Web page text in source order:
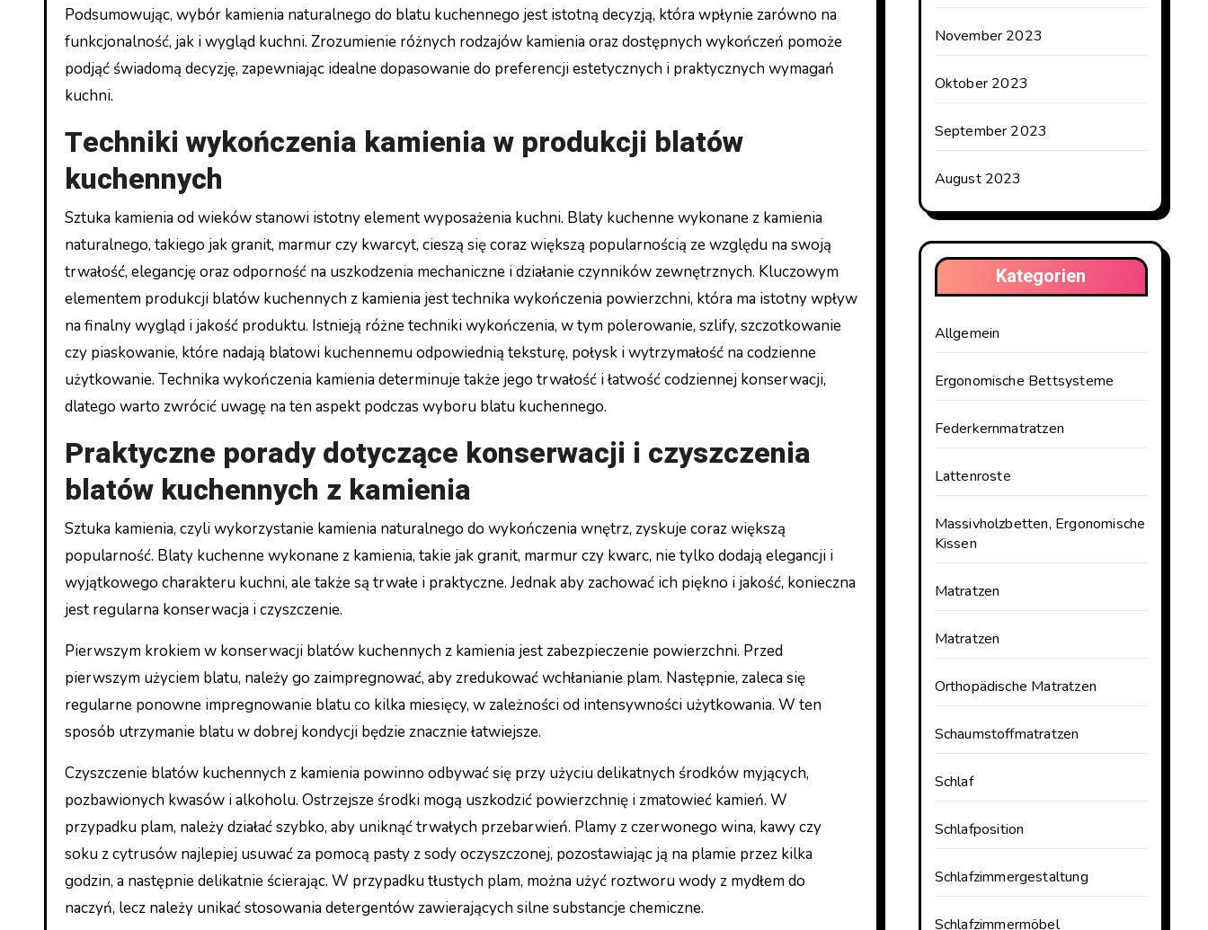
Podsumowując, wybór kamienia naturalnego do blatu kuchennego jest istotną decyzją, która wpłynie zarówno na
funkcjonalność, jak i wygląd kuchni. Zrozumienie różnych rodzajów kamienia oraz dostępnych wykończeń pomoże
podjąć świadomą decyzję, zapewniając idealne dopasowanie do preferencji estetycznych i praktycznych wymagań
kuchni.
Techniki wykończenia kamienia w produkcji blatów
kuchennych
Sztuka kamienia od wieków stanowi istotny element wyposażenia kuchni. Blaty kuchenne wykonane z kamienia
naturalnego, takiego jak granit, marmur czy kwarcyt, cieszą się coraz większą popularnością ze względu na swoją
trwałość, elegancję oraz odporność na uszkodzenia mechaniczne i działanie czynników zewnętrznych. Kluczowym
elementem produkcji blatów kuchennych z kamienia jest technika wykończenia powierzchni, która ma istotny wpływ
na finalny wygląd i jakość produktu. Istnieją różne techniki wykończenia, w tym polerowanie, szlify, szczotkowanie
czy piaskowanie, które nadają blatowi kuchennemu odpowiednią teksturę, połysk i wytrzymałość na codzienne
użytkowanie. Technika wykończenia kamienia determinuje także jego trwałość i łatwość codziennej konserwacji,
dlatego warto zwrócić uwagę na ten aspekt podczas wyboru blatu kuchennego.
Praktyczne porady dotyczące konserwacji i czyszczenia
blatów kuchennych z kamienia
Sztuka kamienia, czyli wykorzystanie kamienia naturalnego do wykończenia wnętrz, zyskuje coraz większą
popularność. Blaty kuchenne wykonane z kamienia, takie jak granit, marmur czy kwarc, nie tylko dodają elegancji i
wyjątkowego charakteru kuchni, ale także są trwałe i praktyczne. Jednak aby zachować ich piękno i jakość, konieczna
jest regularna konserwacja i czyszczenie.
Pierwszym krokiem w konserwacji blatów kuchennych z kamienia jest zabezpieczenie powierzchni. Przed
pierwszym użyciem blatu, należy go zaimpregnować, aby zredukować wchłanianie plam. Następnie, zaleca się
regularne ponowne impregnowanie blatu co kilka miesięcy, w zależności od intensywności użytkowania. W ten
sposób utrzymanie blatu w dobrej kondycji będzie znacznie łatwiejsze.
Czyszczenie blatów kuchennych z kamienia powinno odbywać się przy użyciu delikatnych środków myjących,
pozbawionych kwasów i alkoholu. Ostrzejsze środki mogą uszkodzić powierzchnię i zmatowieć kamień. W
przypadku plam, należy działać szybko, aby uniknąć trwałych przebarwień. Plamy z czerwonego wina, kawy czy
soku z cytrusów najlepiej usuwać za pomocą pasty z sody oczyszczonej, pozostawiając ją na plamie przez kilka
godzin, a następnie delikatnie ścierając. W przypadku tłustych plam, można użyć roztworu wody z mydłem do
naczyń, lecz należy unikać stosowania detergentów zawierających silne substancje chemiczne.
November 2023
Oktober 2023
September 2023
August 2023
Kategorien
Allgemein
Ergonomische Bettsysteme
Federkernmatratzen
Lattenroste
Massivholzbetten, Ergonomische
Kissen
Matratzen
Matratzen
Orthopädische Matratzen
Schaumstoffmatratzen
Schlaf
Schlafposition
Schlafzimmergestaltung
Schlafzimmermöbel